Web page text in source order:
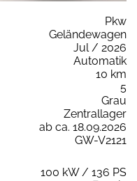
Pkw
Geländewagen
Jul / 2026
Automatik
10 km
5
Grau
Zentrallager
ab ca. 18.09.2026
GW-V2121
100 kW / 136 PS